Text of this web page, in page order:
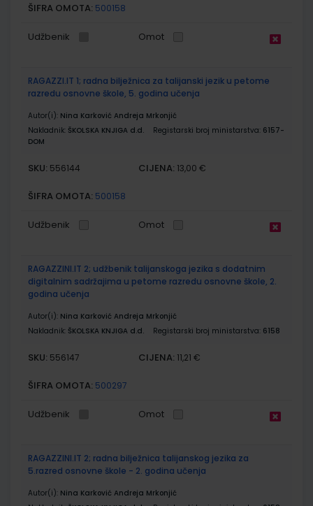
ŠIFRA OMOTA: 500158
Udžbenik Omot
RAGAZZI.IT 1; radna bilježnica za talijanski jezik u petome
razredu osnovne škole, 5. godina učenja
Autor(i): Nina Karković Andreja Mrkonjić
Nakladnik: ŠKOLSKA KNJIGA d.d. Registarski broj ministarstva: 6157-
DOM
SKU: 556144 CIJENA: 13,00 €
ŠIFRA OMOTA: 500158
Udžbenik Omot
RAGAZZINI.IT 2; udžbenik talijanskoga jezika s dodatnim
digitalnim sadržajima u petome razredu osnovne škole, 2.
godina učenja
Autor(i): Nina Karković Andreja Mrkonjić
Nakladnik: ŠKOLSKA KNJIGA d.d. Registarski broj ministarstva: 6158
SKU: 556147 CIJENA: 11,21 €
ŠIFRA OMOTA: 500297
Udžbenik Omot
RAGAZZINI.IT 2; radna bilježnica talijanskog jezika za
5.razred osnovne škole - 2. godina učenja
Autor(i): Nina Karković Andreja Mrkonjić